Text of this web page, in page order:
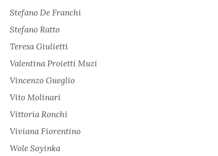
Stefano De Franchi
Stefano Ratto
Teresa Giulietti
Valentina Proietti Muzi
Vincenzo Gueglio
Vito Molinari
Vittoria Ronchi
Viviana Fiorentino
Wole Soyinka